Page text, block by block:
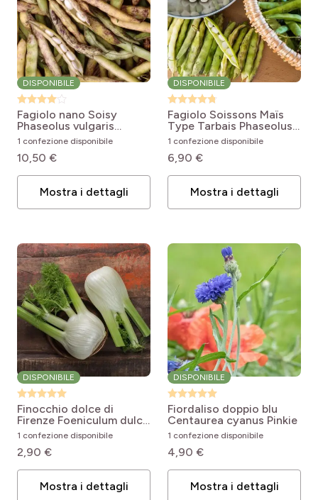
DISPONIBILE
Fagiolo nano Soisy
Phaseolus vulgaris
Soissy
1 confezione disponibile
10,50 €
Mostra i dettagli
DISPONIBILE
Fagiolo Soissons Maïs
Type Tarbais Phaseolus
vulgaris maïs type
Tarbais
1 confezione disponibile
6,90 €
Mostra i dettagli
DISPONIBILE
Finocchio dolce di
Firenze Foeniculum dulce
de Florence
1 confezione disponibile
2,90 €
Mostra i dettagli
DISPONIBILE
Fiordaliso doppio blu
Centaurea cyanus Pinkie
1 confezione disponibile
4,90 €
Mostra i dettagli